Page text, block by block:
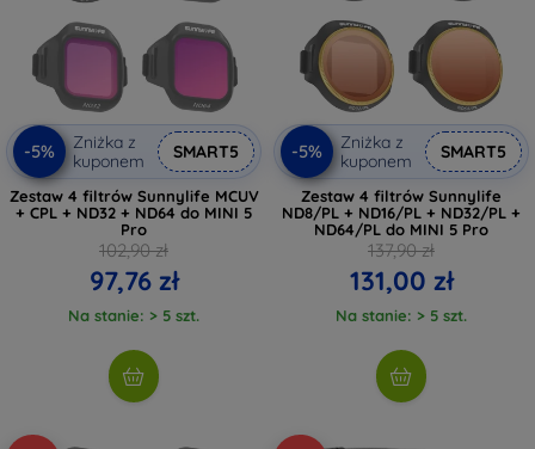
-5%
Zniżka z
kuponem
SMART5
Zestaw 4 filtrów Sunnylife MCUV
+ CPL + ND32 + ND64 do MINI 5
Pro
102,90 zł
97,76 zł
Na stanie: > 5 szt.
-5%
Zniżka z
kuponem
SMART5
Zestaw 4 filtrów Sunnylife
ND8/PL + ND16/PL + ND32/PL +
ND64/PL do MINI 5 Pro
137,90 zł
131,00 zł
Na stanie: > 5 szt.